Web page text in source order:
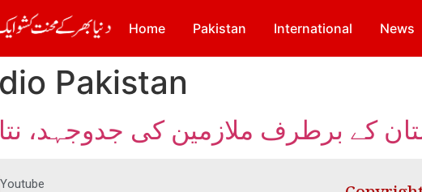
Home Pakistan International News
Pakistan
کے برطرف ملازمین کی جدوجہد،
Youtube